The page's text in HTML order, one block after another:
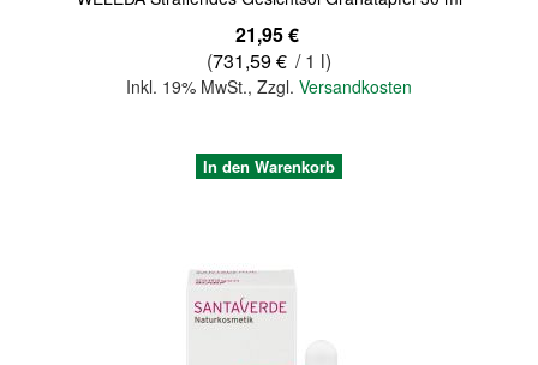
21,95 €
(731,59 € / 1 l)
Inkl. 19% MwSt., Zzgl. Versandkosten
In den Warenkorb